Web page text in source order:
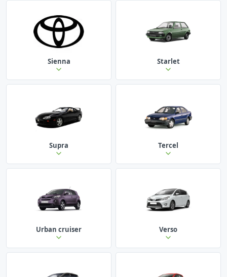
Sienna Starlet
Supra Tercel
Urban cruiser Verso